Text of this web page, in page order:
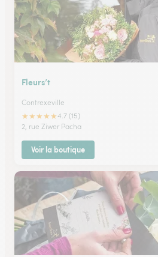
Fleurs’t
Contrexeville
★★★★★4.7 (15)
2, rue Ziwer Pacha
Voir la boutique